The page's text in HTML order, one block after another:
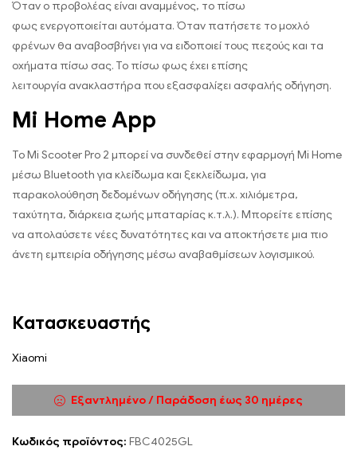
Όταν ο προβολέας είναι αναμμένος, το πίσω
φως ενεργοποιείται αυτόματα. Όταν πατήσετε το μοχλό
φρένων θα αναβοσβήνει για να ειδοποιεί τους πεζούς και τα
οχήματα πίσω σας. Το πίσω φως έχει επίσης
λειτουργία ανακλαστήρα που εξασφαλίζει ασφαλής οδήγηση.
Mi Home App
Το Mi Scooter Pro 2 μπορεί να συνδεθεί στην εφαρμογή Mi Home
μέσω Bluetooth για κλείδωμα και ξεκλείδωμα, για
παρακολούθηση δεδομένων οδήγησης (π.χ. χιλιόμετρα,
ταχύτητα, διάρκεια ζωής μπαταρίας κ.τ.λ.). Μπορείτε επίσης
να απολαύσετε νέες δυνατότητες και να αποκτήσετε μια πιο
άνετη εμπειρία οδήγησης μέσω αναβαθμίσεων λογισμικού.
Κατασκευαστής
Xiaomi
Εξαντλημένο / Παράδοση έως 30 ημέρες
Κωδικός προϊόντος: FBC4025GL